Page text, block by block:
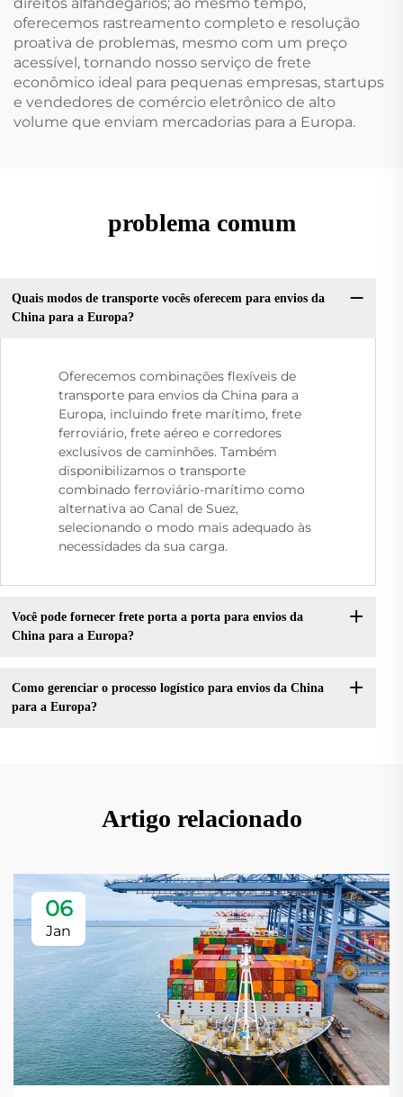
oferecemos rastreamento completo e resolução
proativa de problemas, mesmo com um preço
acessível, tornando nosso serviço de frete
econômico ideal para pequenas empresas, startups
e vendedores de comércio eletrônico de alto
volume que enviam mercadorias para a Europa.
problema comum
Quais modos de transporte vocês oferecem para envios da
China para a Europa?
Oferecemos combinações flexíveis de
transporte para envios da China para a
Europa, incluindo frete marítimo, frete
ferroviário, frete aéreo e corredores
exclusivos de caminhões. Também
disponibilizamos o transporte
combinado ferroviário-marítimo como
alternativa ao Canal de Suez,
selecionando o modo mais adequado às
necessidades da sua carga.
Você pode fornecer frete porta a porta para envios da
China para a Europa?
Como gerenciar o processo logístico para envios da China
para a Europa?
Artigo relacionado
06
Jan